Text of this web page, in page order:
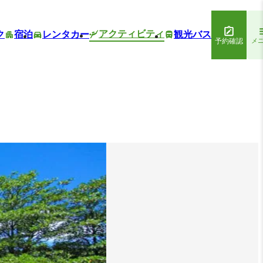
宿泊 レンタカー アクティビティ 観光バス
予約確認 メ